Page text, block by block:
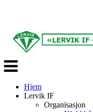
Veksle
navigasjon
Hjem
Lervik IF
Organisasjon